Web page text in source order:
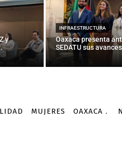
y
INFRAESTRUCTURA
Oaxaca presenta
SEDATU sus
MUJERES OAXACA